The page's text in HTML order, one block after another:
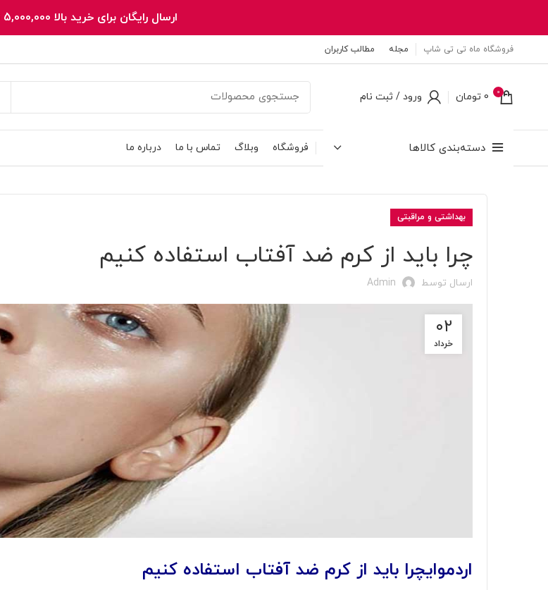
فروشگاه ماه تی تی شاپ مجله مطالب کاربران
0
0 تومان ورود / ثبت نام
دسته‌بندی کالاها فروشگاه وبلاگ تماس با ما درباره ما
بهداشتی و مراقبتی
چرا باید از کرم ضد آفتاب استفاده کنیم
ارسال توسط Admin
۰۲
خرداد
اردموایچرا باید از کرم ضد آفتاب استفاده کنیم
ارسال رایگان برای خرید بالا 5,000,000 تومان